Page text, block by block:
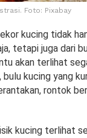
Foto: Pixabay
kucing tidak
tetapi juga dari
akan terlihat
bulu kucing yang
rontok
kucing terlihat